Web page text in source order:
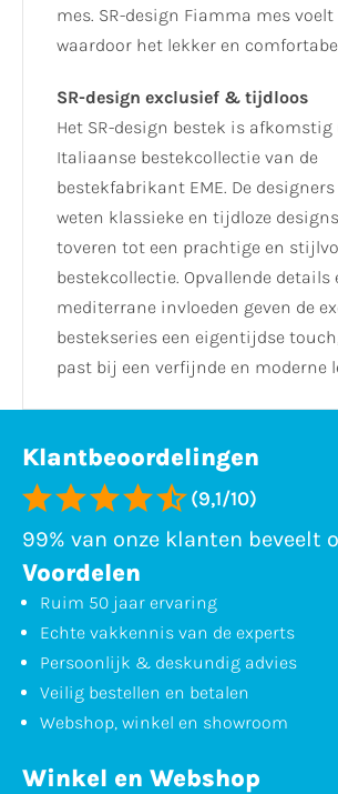
mes. SR-design Fiamma mes
waardoor het lekker en
SR-design exclusief & tijdloos
Het SR-design bestek is afkomstig
Italiaanse bestekcollectie van de
bestekfabrikant EME. De designers
weten klassieke en tijdloze
toveren tot een prachtige en
bestekcollectie. Opvallende details
mediterrane invloeden geven de
bestekseries een eigentijdse
past bij een verfijnde en moderne
Klantbeoordelingen
(9,1/10)
99% van onze klanten beveelt
Voordelen
Ruim 50 jaar ervaring
Echte vakkennis van de experts
Persoonlijk & deskundig advies
Veilig bestellen en betalen
Webshop, winkel en showroom
Winkel en Webshop